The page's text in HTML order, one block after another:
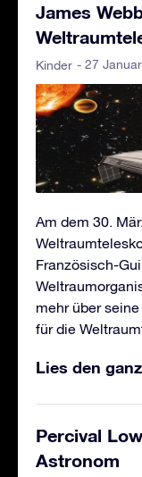
James
Kinder - 27
Am dem 30.
Französisch-
mehr über
für die
Lies den
Percival
Astronom